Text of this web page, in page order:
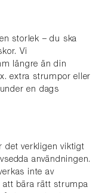
storlek – du ska
Vi
längre än din
extra strumpor eller
en dags
det verkligen viktigt
användningen.
inte av
att bära rätt strumpa